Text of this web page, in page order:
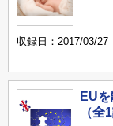
収録日：2017/03/
EU
（全